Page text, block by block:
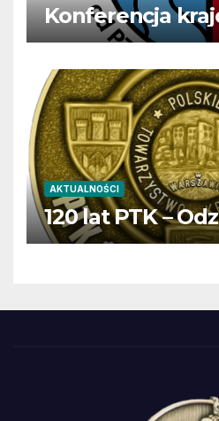
Konferencja
AKTUALNOŚCI
120 lat PTK –